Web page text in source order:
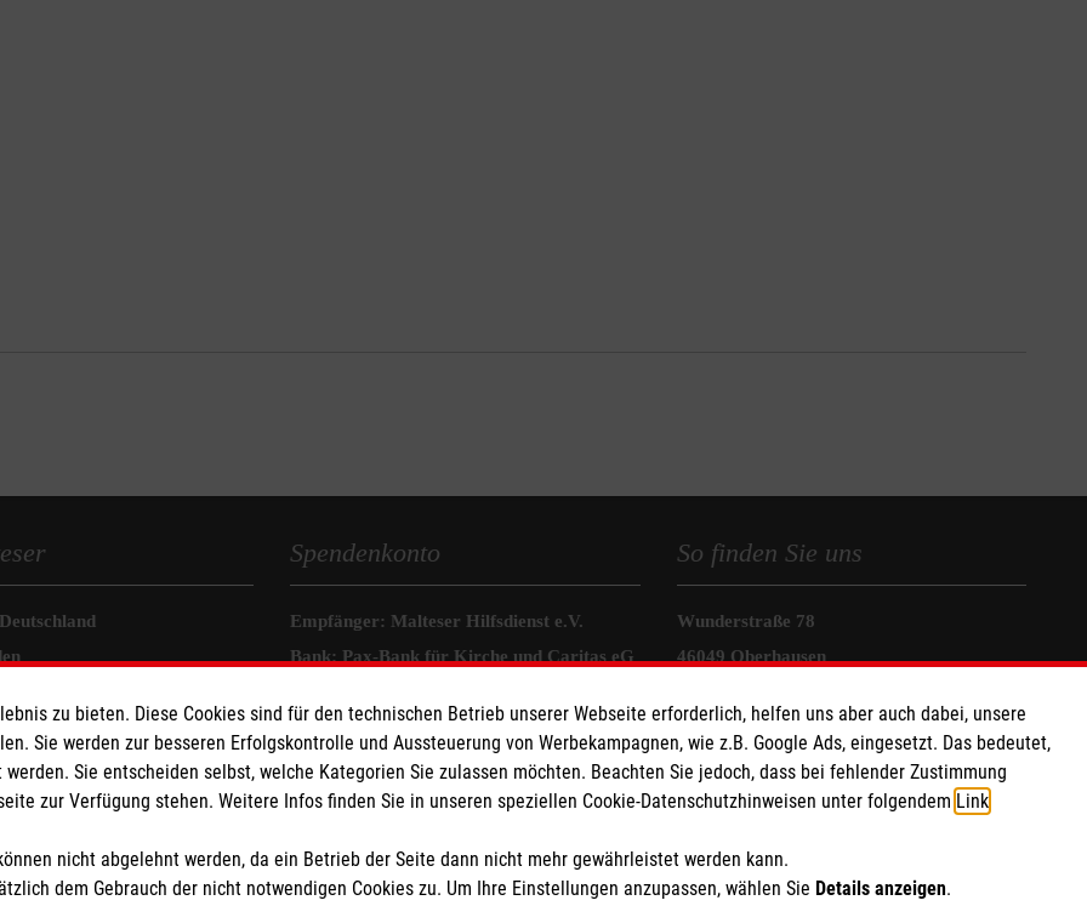
Spendenkonto
Empfänger: Malteser Hilfsdienst e.V.
Bank: Pax-Bank für Kirche und Caritas eG
BIC: GENODED1PA7
So finden Sie uns
Wunderstraße 78
46049 Oberhausen
info.oberhausen@malteser.org
zu bieten. Diese Cookies sind für den technischen Betrieb unserer Webseite erforderlich, helfen uns aber auch dabei, unsere
Sie werden zur besseren Erfolgskontrolle und Aussteuerung von Werbekampagnen, wie z.B. Google Ads, eingesetzt. Das bedeutet,
Sie entscheiden selbst, welche Kategorien Sie zulassen möchten. Beachten Sie jedoch, dass bei fehlender Zustimmung
zur Verfügung stehen. Weitere Infos finden Sie in unseren speziellen Cookie-Datenschutzhinweisen unter folgendem Link
nicht abgelehnt werden, da ein Betrieb der Seite dann nicht mehr gewährleistet werden kann.
dem Gebrauch der nicht notwendigen Cookies zu. Um Ihre Einstellungen anzupassen, wählen Sie Details anzeigen.